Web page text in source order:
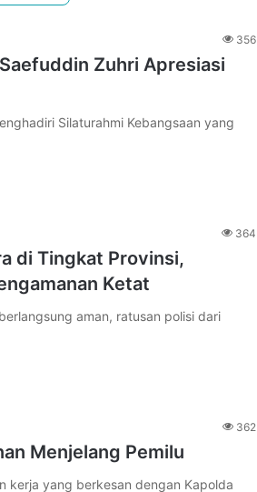
356
Zuhri Apresiasi
Silaturahmi Kebangsaan yang
364
di Tingkat Provinsi,
Ketat
aman, ratusan polisi dari
362
Menjelang Pemilu
kerja yang berkesan dengan Kapolda